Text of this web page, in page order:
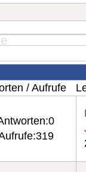
/ Aufrufe
0
319